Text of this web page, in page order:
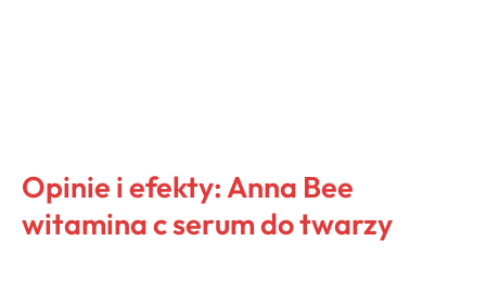
Opinie i efekty: Anna Bee
witamina c serum do twarzy